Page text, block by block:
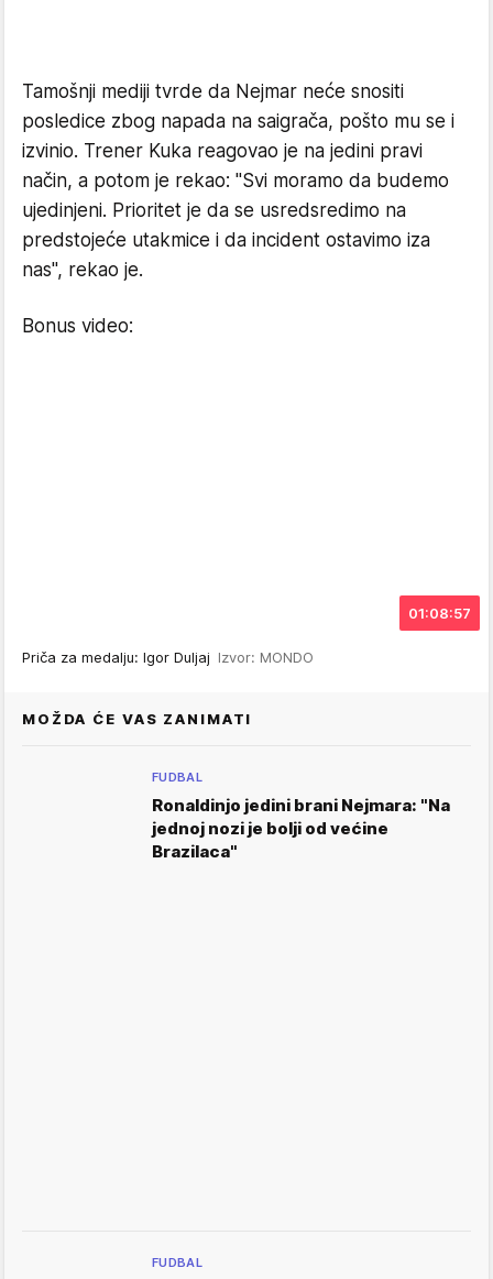
Tamošnji mediji tvrde da Nejmar neće snositi
posledice zbog napada na saigrača, pošto mu se i
izvinio. Trener Kuka reagovao je na jedini pravi
način, a potom je rekao: "Svi moramo da budemo
ujedinjeni. Prioritet je da se usredsredimo na
predstojeće utakmice i da incident ostavimo iza
nas", rekao je.
Bonus video:
01:08:57
Priča za medalju: Igor Duljaj Izvor: MONDO
MOŽDA ĆE VAS ZANIMATI
FUDBAL
Ronaldinjo jedini brani Nejmara: "Na
jednoj nozi je bolji od većine
Brazilaca"
FUDBAL